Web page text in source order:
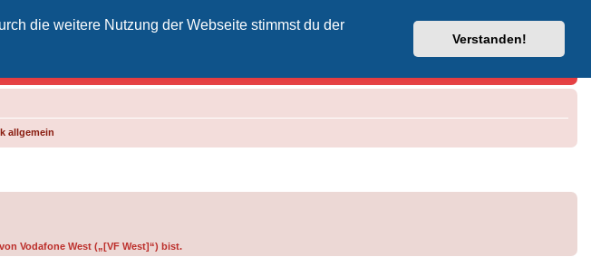
die weitere Nutzung der Webseite stimmst du der
Verstanden!
Vodafone-Kabel-Helpdesk
allgemein
Vodafone West („[VF West]“) bist.